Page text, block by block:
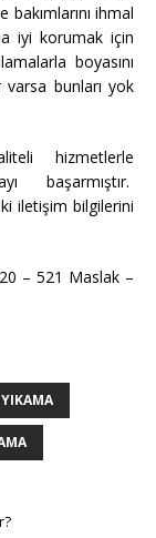
ihmal
iyi korumak için
boyasını
varsa bunları yok
hizmetlerle
başarmıştır.
iletişim bilgilerini
– 521 Maslak –